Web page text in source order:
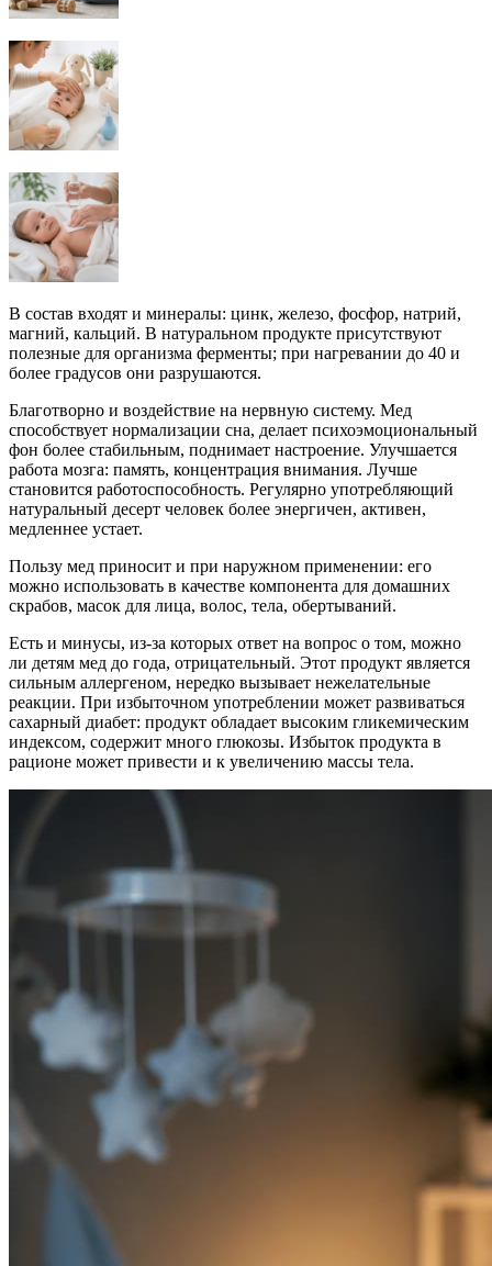
В состав входят и минералы: цинк, железо, фосфор, натрий,
магний, кальций. В натуральном продукте присутствуют
полезные для организма ферменты; при нагревании до 40 и
более градусов они разрушаются.
Благотворно и воздействие на нервную систему. Мед
способствует нормализации сна, делает психоэмоциональный
фон более стабильным, поднимает настроение. Улучшается
работа мозга: память, концентрация внимания. Лучше
становится работоспособность. Регулярно употребляющий
натуральный десерт человек более энергичен, активен,
медленнее устает.
Пользу мед приносит и при наружном применении: его
можно использовать в качестве компонента для домашних
скрабов, масок для лица, волос, тела, обертываний.
Есть и минусы, из-за которых ответ на вопрос о том, можно
ли детям мед до года, отрицательный. Этот продукт является
сильным аллергеном, нередко вызывает нежелательные
реакции. При избыточном употреблении может развиваться
сахарный диабет: продукт обладает высоким гликемическим
индексом, содержит много глюкозы. Избыток продукта в
рационе может привести и к увеличению массы тела.